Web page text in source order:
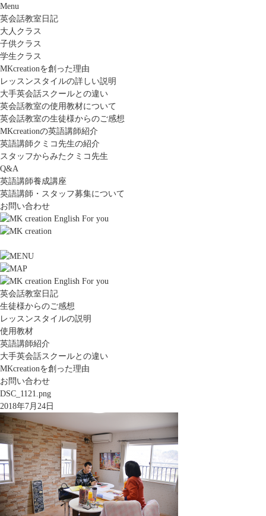
Menu
英会話教室日記
大人クラス
子供クラス
学生クラス
MKcreationを創った理由
レッスンスタイルの詳しい説明
大手英会話スクールとの違い
英会話教室の使用教材について
英会話教室の生徒様からのご感想
MKcreationの英語講師紹介
英語講師クミコ先生の紹介
スタッフからみたクミコ先生
Q&A
英語講師養成講座
英語講師・スタッフ募集について
お問い合わせ
英会話教室日記
生徒様からのご感想
レッスンスタイルの説明
使用教材
英語講師紹介
大手英会話スクールとの違い
MKcreationを創った理由
お問い合わせ
DSC_1121.png
2018年7月24日